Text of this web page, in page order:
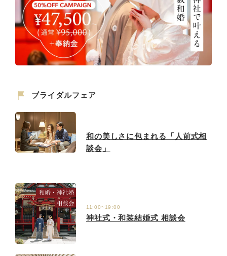
ブライダルフェア
和の美しさに包まれる「人前式相
談会」
11:00~19:00
神社式・和装結婚式 相談会